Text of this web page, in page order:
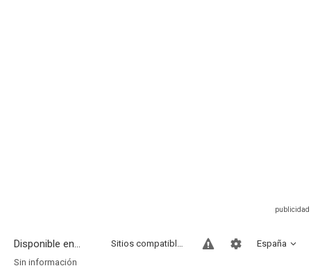
Disponible en... España
Sitios compatibles
Sin información